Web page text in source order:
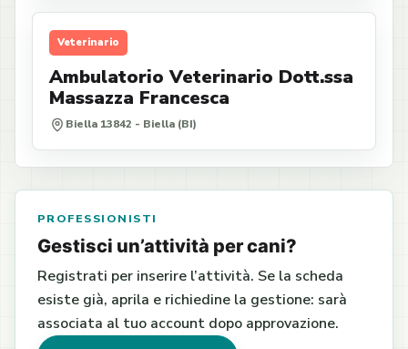
Veterinario
Ambulatorio Veterinario Dott.ssa
Massazza Francesca
Biella 13842 - Biella (BI)
PROFESSIONISTI
Gestisci un’attività per cani?
Registrati per inserire l’attività. Se la scheda
esiste già, aprila e richiedine la gestione: sarà
associata al tuo account dopo approvazione.